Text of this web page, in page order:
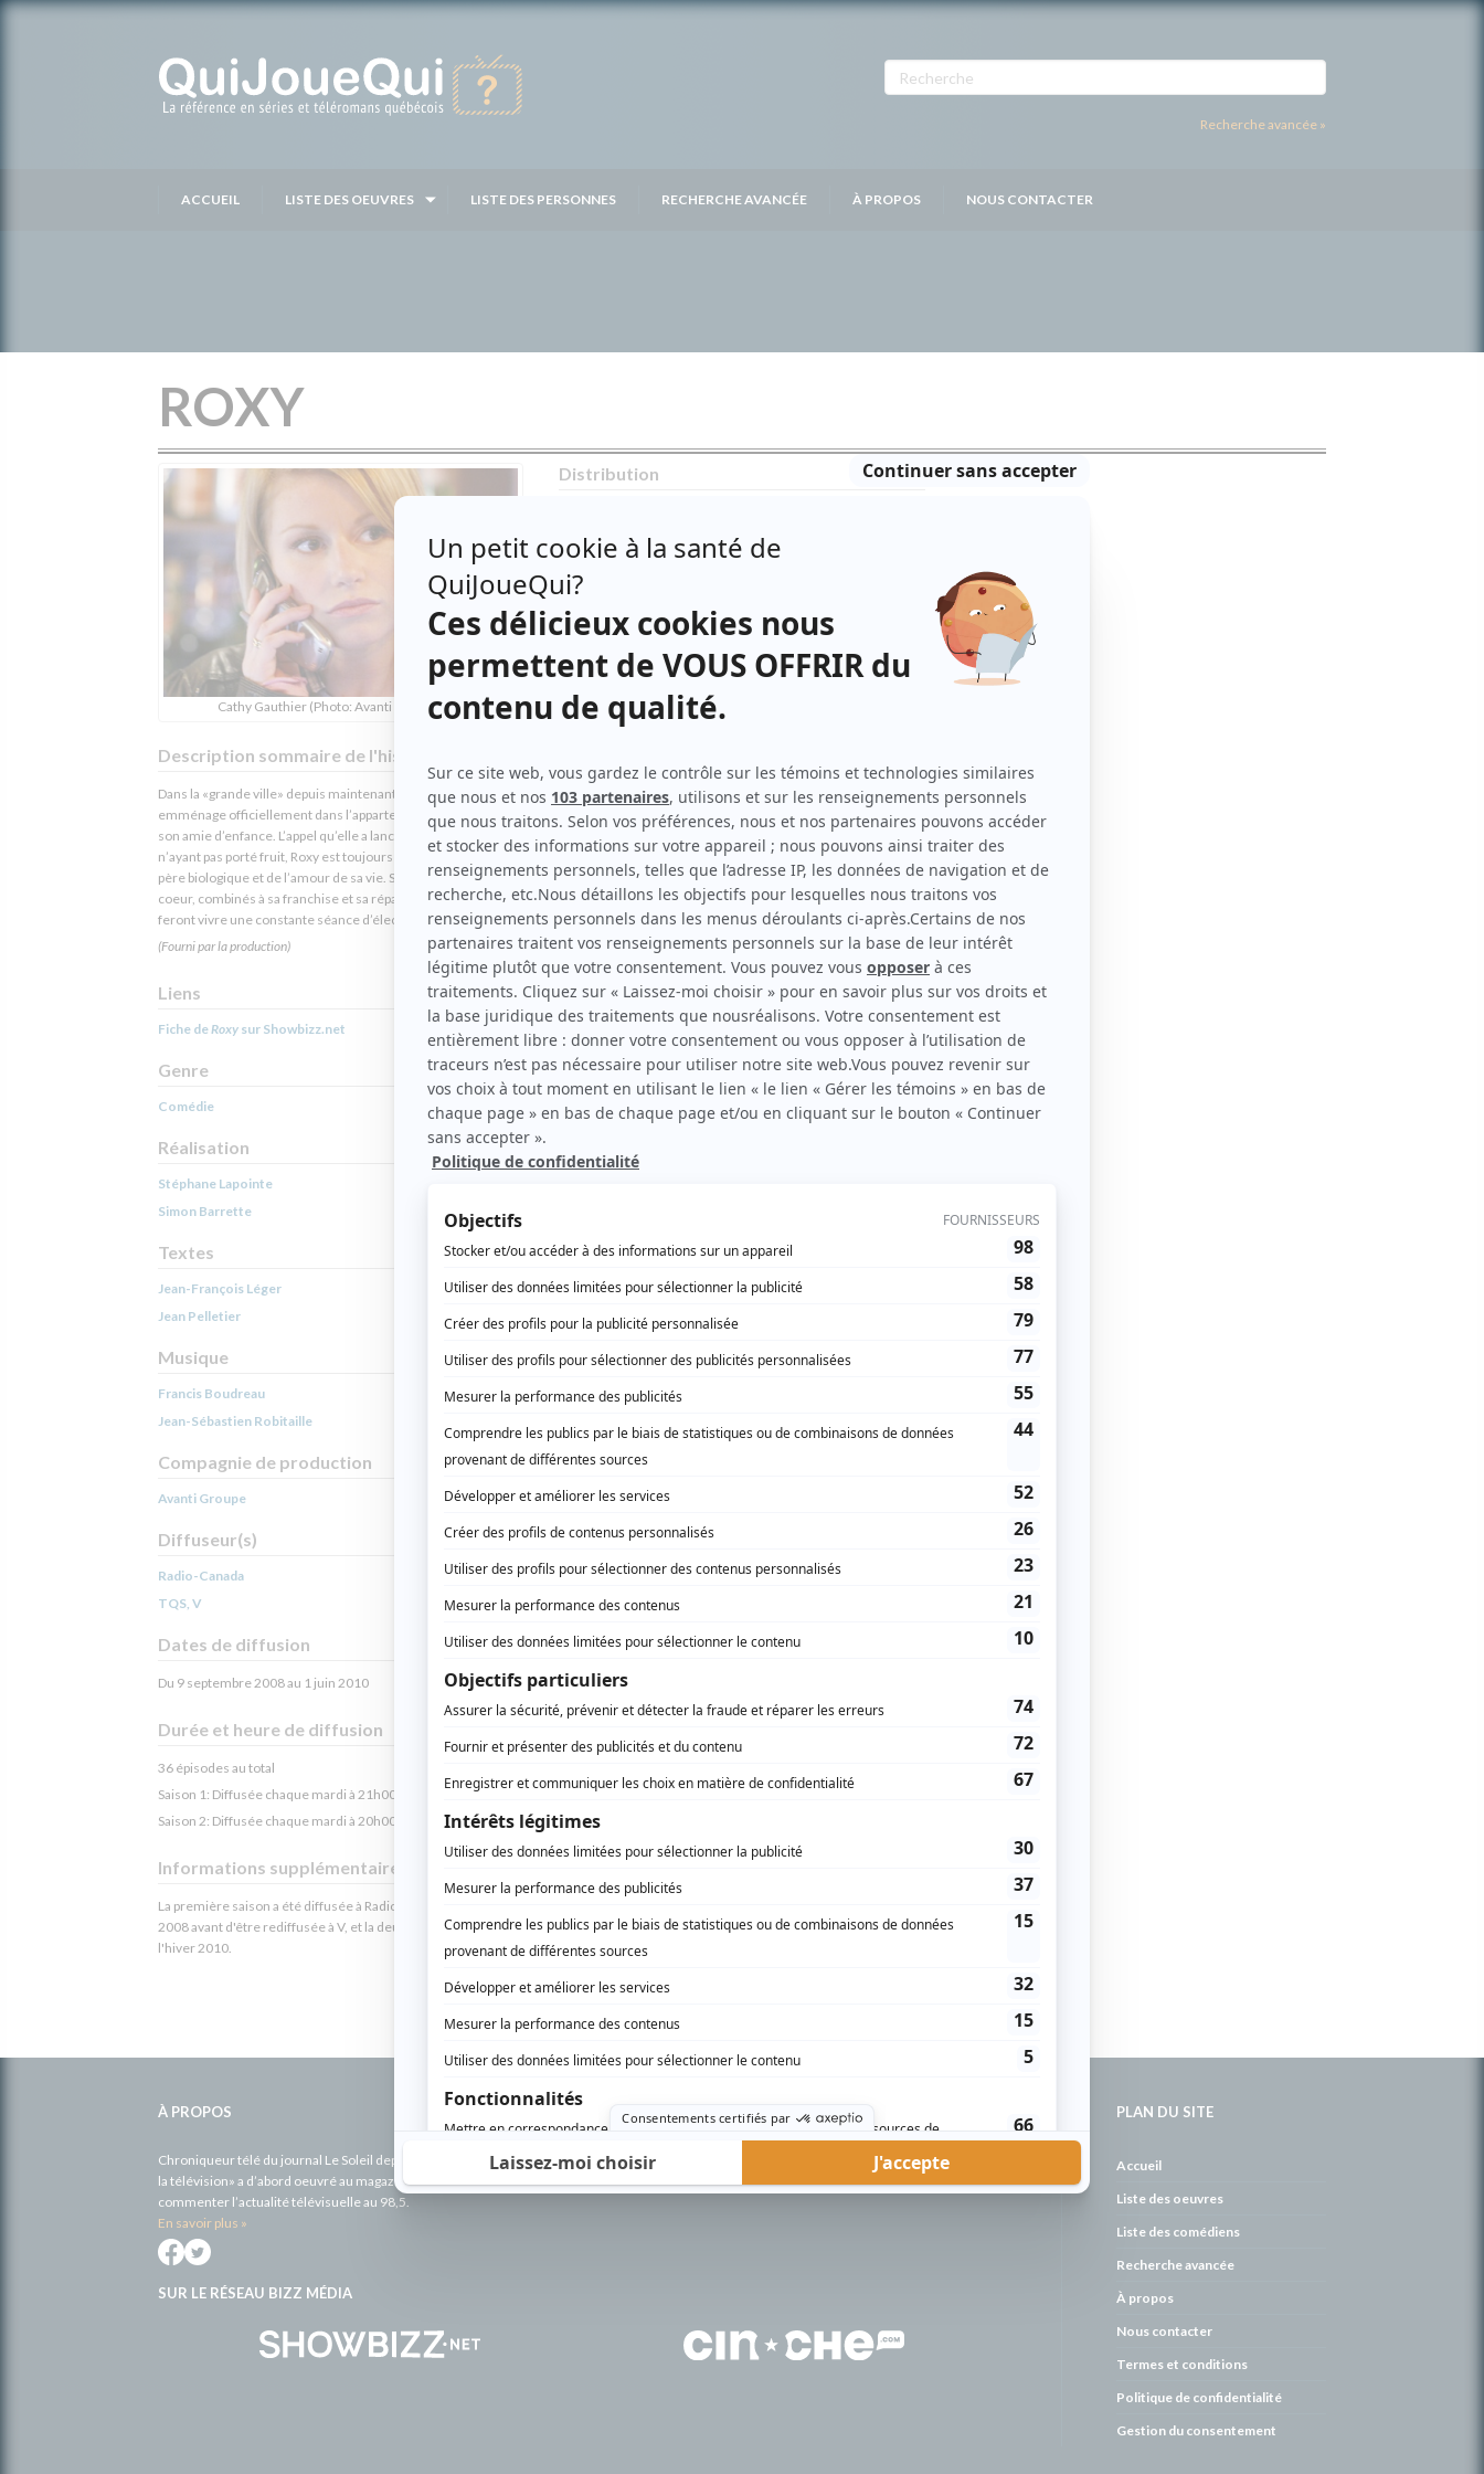
Recherche avancée »
ACCUEIL LISTE DES OEUVRES LISTE DES PERSONNES RECHERCHE AVANCÉE À PROPOS NOUS CONTACTER
ROXY
Cathy Gauthier (Photo: Avanti Ciné Vidéo)
Description sommaire de l'histoire
Dans la «grande ville» depuis maintenant un an, Roxy
emménage officiellement dans l’appartement avec Louise,
son amie d’enfance. L’appel qu’elle a lancé à la télévision
n’ayant pas porté fruit, Roxy est toujours à la recherche de son
père biologique et de l’amour de sa vie. Sa naïveté et son grand
coeur, combinés à sa franchise et sa répartie imprévisible lui
feront vivre une constante séance d’électrochocs urbains.
(Fourni par la production)
Liens
Fiche deRoxy sur Showbizz.net
Genre
Comédie
Réalisation
Stéphane Lapointe
Simon Barrette
Textes
Jean-François Léger
Jean Pelletier
Musique
Francis Boudreau
Jean-Sébastien Robitaille
Compagnie de production
Avanti Groupe
Diffuseur(s)
Radio-Canada
TQS, V
Dates de diffusion
Du 9 septembre 2008 au 1 juin 2010
Durée et heure de diffusion
36 épisodes au total
Saison 1: Diffusée chaque mardi à 21h00
(30 minutes)
Saison 2: Diffusée chaque mardi à 20h00
(30 minutes)
Informations supplémentaires
La première saison a été diffusée à Radio-Canada à l'automne
2008 avant d'être rediffusée à V, et la deuxième saison à V à
l'hiver 2010.
Distribution
Marilyse Bourke(Louise)
Louison Danis
Patrice Bélanger(Hugo
)
Bruno Marcil Rachid)
Gary Boudreault ( Mike)
Sacha Bourque(Sébastien)
Guillaume Champoux(Éric)
Frédéric Lavallée( Guillaume)
Sylvie Potvin
(Suzanne
)
Gilles Renaud(Normand)
Manuel Tadros(M. Cornelli)
André Lacoste(Gilles)
Bénédicte Décary(Sophie )
Éric Bruneau
Denis Roy( Paul )
François Sasseville( L'homme et le chevreuil)
Alexandre Craig Préfontaine( Régis)
Frère Hanson
Marie-Hélène Gendreau(Infirmière)
Joseph Bellerose(Agent Tremblay
À PROPOS
Chroniqueur télé du journal Le Soleil depuis 2001, Richard Therrien carbure à son petit écran. Celui qu’on surnomme parfois «l’encyclopédie de
la télévision» a d’abord oeuvré au magazine TV Hebdo de 1996 à 2001. Sa spécialité: la télé québécoise. On peut l’entendre régulièrement
commenter l’actualité télévisuelle au 98,5.
En savoir plus »
SUR LE RÉSEAU BIZZ MÉDIA
PLAN DU SITE
Accueil
Liste des oeuvres
Liste des comédiens
Recherche avancée
À propos
Nous contacter
Termes et conditions
Politique de confidentialité
Gestion du consentement